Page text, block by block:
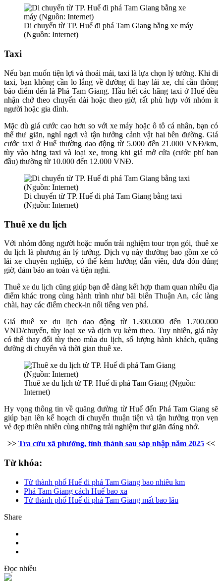
Di chuyển từ TP. Huế đi phá Tam Giang bằng xe máy
(Nguồn: Internet)
Taxi
Nếu bạn muốn tiện lợi và thoải mái, taxi là lựa chọn lý tưởng. Khi đi
taxi, bạn không cần lo lắng về đường đi hay lái xe, chỉ cần thông
báo điểm đến là Phá Tam Giang. Hầu hết các hãng taxi ở Huế đều
nhận chở theo chuyến dài hoặc theo giờ, rất phù hợp với nhóm ít
người hoặc gia đình.
Mặc dù giá cước cao hơn so với xe máy hoặc ô tô cá nhân, bạn có
thể thư giãn, nghỉ ngơi và tận hưởng cảnh vật hai bên đường. Giá
cước taxi ở Huế thường dao động từ 5.000 đến 21.000 VNĐ/km,
tùy vào hãng taxi và loại xe, trong khi giá mở cửa (cước phí ban
đầu) thường từ 10.000 đến 12.000 VNĐ.
Di chuyển từ TP. Huế đi phá Tam Giang bằng taxi
(Nguồn: Internet)
Thuê xe du lịch
Với nhóm đông người hoặc muốn trải nghiệm tour trọn gói, thuê xe
du lịch là phương án lý tưởng. Dịch vụ này thường bao gồm xe có
lái xe chuyên nghiệp, có thể kèm hướng dẫn viên, đưa đón đúng
giờ, đảm bảo an toàn và tiện nghi.
Thuê xe du lịch cũng giúp bạn dễ dàng kết hợp tham quan nhiều địa
điểm khác trong cùng hành trình như bãi biển Thuận An, các làng
chài, hay các điểm check-in nổi tiếng ven phá.
Giá thuê xe du lịch dao động từ 1.300.000 đến 1.700.000
VND/chuyến, tùy loại xe và dịch vụ kèm theo. Tuy nhiên, giá này
có thể thay đổi tùy theo mùa du lịch, số lượng hành khách, quãng
đường di chuyển và thời gian thuê xe.
Thuê xe du lịch từ TP. Huế đi phá Tam Giang (Nguồn:
Internet)
Hy vọng thông tin về quãng đường từ Huế đến Phá Tam Giang sẽ
giúp bạn lên kế hoạch di chuyển thuận tiện và tận hưởng trọn vẹn
vẻ đẹp thiên nhiên cùng những trải nghiệm thư giãn đáng nhớ.
>> Tra cứu xã phường, tỉnh thành sau sáp nhập năm 2025<<
Từ khóa:
Từ thành phố Huế đi phá Tam Giang bao nhiêu km
Phá Tam Giang cách Huế bao xa
Từ thành phố Huế đi phá Tam Giang mất bao lâu
Share
Đọc nhiều